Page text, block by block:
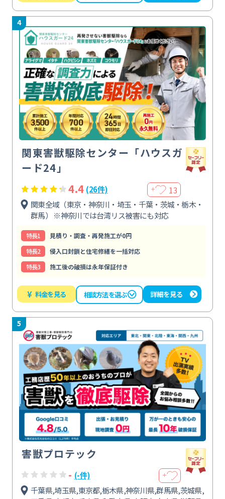
4
関東害獣駆除センター「ハウスガ
ード24」
4.4 (26件) ＋ 13
関東全域（東京・神奈川・埼玉・千葉・茨城・栃木・
群馬） ※神奈川では台湾リス被害にも対応
特⻑1
見積り・調査・再発施工が0円
特⻑2
侵入口封鎖と住宅修繕を一括対応
特⻑3
施工後の破損は永年保証付き
¥ 料金を見る 相談方法を選ぶ 詳細を見る
5
害獣プロテック
- (-件) ＋
千葉県,埼玉県,東京都,栃木県,神奈川県,群馬県,茨城県,